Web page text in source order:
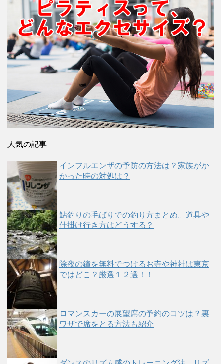
人気の記事
インフルエンザの予防の方法は？家族がか
かった時の対処は？
鮎釣りの毛ばりでの釣り方まとめ。道具や
仕掛け行き方はどうする？
除夜の鐘を無料でつけるお寺や神社は東京
ではどこ？厳選１２選！！
ロマンスカーの展望席の予約のコツは？裏
ワザで席をとる方法も紹介